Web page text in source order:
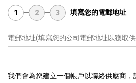
1 2 3 填寫您的電郵地址
電郵地址(填寫您的公司電郵地址以獲取
我們會為您建立一個帳戶以聯絡供應商，